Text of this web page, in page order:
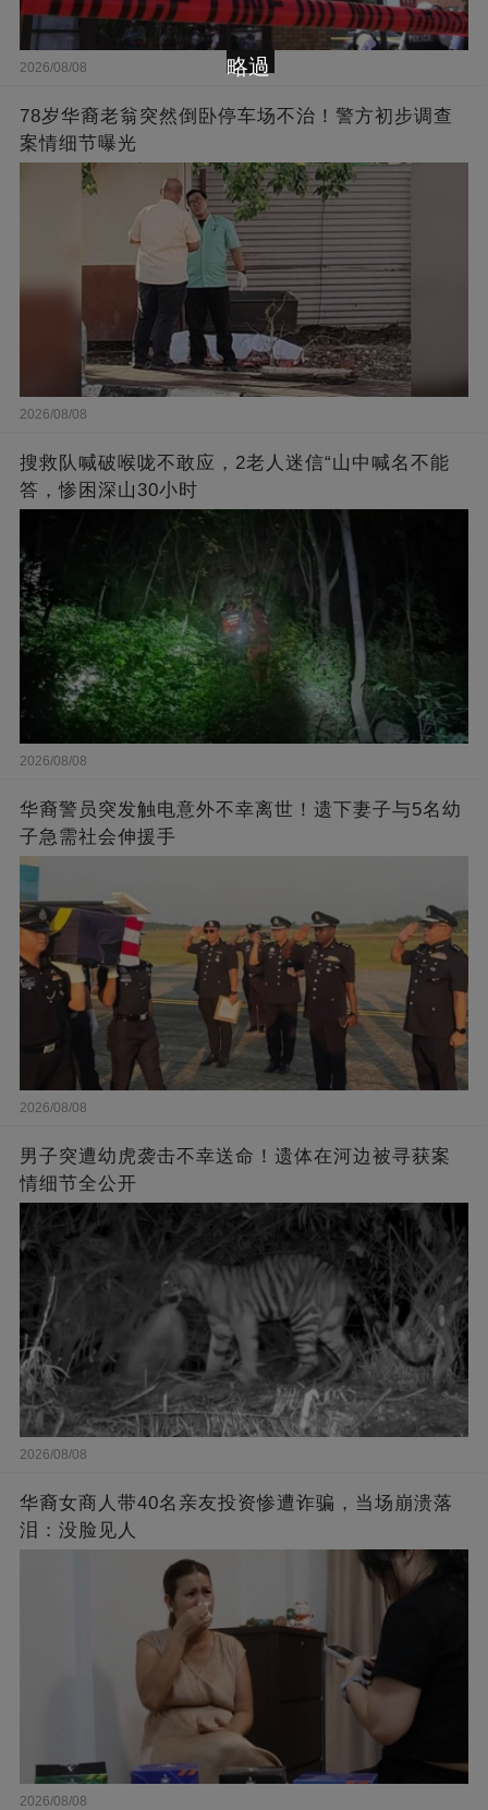
2026/08/08
78岁华裔老翁突然倒卧停车场不治！警方初步调查
案情细节曝光
2026/08/08
搜救队喊破喉咙不敢应，2老人迷信“山中喊名不能
答，惨困深山30小时
2026/08/08
华裔警员突发触电意外不幸离世！遗下妻子与5名幼
子急需社会伸援手
2026/08/08
男子突遭幼虎袭击不幸送命！遗体在河边被寻获案
情细节全公开
2026/08/08
华裔女商人带40名亲友投资惨遭诈骗，当场崩溃落
泪：没脸见人
2026/08/08
略過